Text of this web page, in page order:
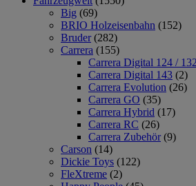
Big (69)
BRIO Holzeisenbahn (152)
Bruder (282)
Carrera (155)
Carrera Digital 124 / 132
Carrera Digital 143 (2)
Carrera Evolution (26)
Carrera GO (35)
Carrera Hybrid (17)
Carrera RC (26)
Carrera Zubehör (9)
Carson (14)
Dickie Toys (122)
FleXtreme (2)